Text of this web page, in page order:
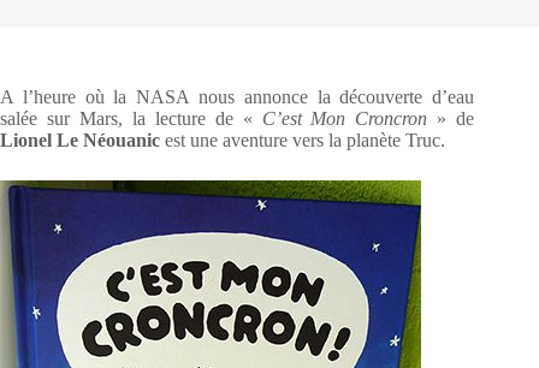
A l’heure où la NASA nous annonce la découverte d’eau
salée sur Mars, la lecture de « C’est Mon Croncron » de
Lionel Le Néouanic est une aventure vers la planète Truc.